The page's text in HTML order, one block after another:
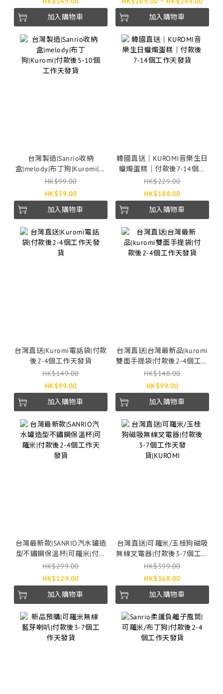
加入購物車
加入購物車
台灣製造|Sanrio收納
盒|melody|布丁狗|Kuromi|付
款後5-10個工作天發貨
HK$99.00
HK$39.00
加入購物車
韓國直送｜KUROMI音樂生日
蠟燭蛋糕｜付款後7-14個工
作天發貨
HK$229.00
HK$188.00
加入購物車
台灣直送|Kuromi電話袋|付款
後2-4個工作天發貨
HK$149.00
HK$99.00
加入購物車
台灣直送|台灣最新品|kuromi
雙面手提袋|付款後2-4個工作
天發貨
HK$148.00
HK$99.00
加入購物車
台灣最新款|SANRIO汽水罐造
型不鏽鋼保溫杯|可羅米|付款
後2-4個工作天發貨
HK$299.00
HK$129.00
加入購物車
台灣直送|可羅米/玉桂狗磁吸
無線叉電器|付款後3-7個工作
天發貨|KUROMI
HK$399.00
HK$368.00
加入購物車